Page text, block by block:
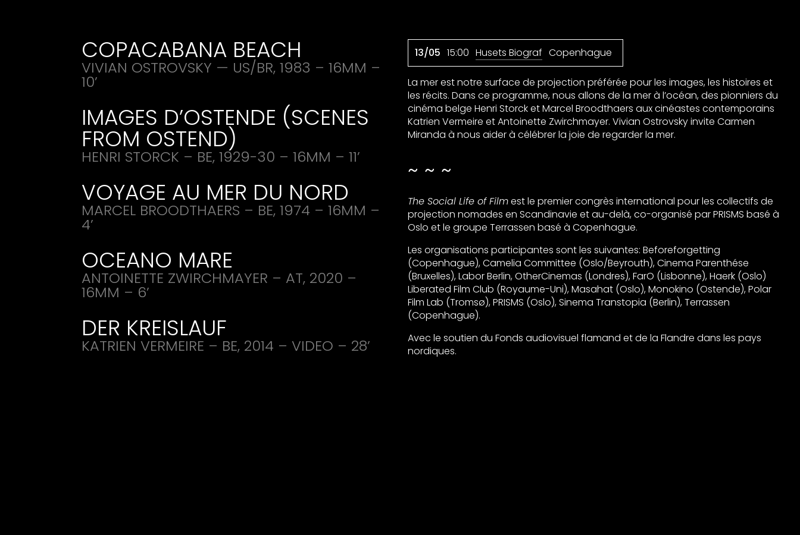
COPACABANA BEACH
VIVIAN OSTROVSKY — US/BR, 1983 – 16MM –
10’
IMAGES D’OSTENDE (SCENES
FROM OSTEND)
HENRI STORCK – BE, 1929-30 – 16MM – 11’
VOYAGE AU MER DU NORD
MARCEL BROODTHAERS – BE, 1974 – 16MM –
4’
OCEANO MARE
ANTOINETTE ZWIRCHMAYER – AT, 2020 –
16MM – 6’
DER KREISLAUF
KATRIEN VERMEIRE – BE, 2014 – VIDEO – 28’
13/05 15:00 Husets Biograf Copenhague
La mer est notre surface de projection préférée pour les images, les histoires et
les récits. Dans ce programme, nous allons de la mer à l’océan, des pionniers du
cinéma belge Henri Storck et Marcel Broodthaers aux cinéastes contemporains
Katrien Vermeire et Antoinette Zwirchmayer. Vivian Ostrovsky invite Carmen
Miranda à nous aider à célébrer la joie de regarder la mer.
~ ~ ~
The Social Life of Filmest le premier congrès international pour les collectifs de
projection nomades en Scandinavie et au-delà, co-organisé parPRISMS basé à
Oslo et le groupe Terrassen basé à Copenhague.
Les organisations participantes sont les suivantes: Beforeforgetting
(Copenhague), Camelia Committee (Oslo/Beyrouth), Cinema Parenthése
(Bruxelles), Labor Berlin, OtherCinemas (Londres), FarO (Lisbonne), Haerk (Oslo)
Liberated Film Club (Royaume-Uni), Masahat (Oslo), Monokino (Ostende), Polar
Film Lab (Tromsø),PRISMS (Oslo), Sinema Transtopia (Berlin), Terrassen
(Copenhague).
Avec le soutien du Fonds audiovisuel flamand et de la Flandre dans les pays
nordiques.